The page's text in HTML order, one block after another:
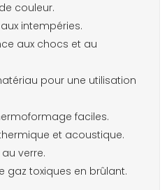
couleur.
intempéries.
aux chocs et au
pour une utilisation
faciles.
et acoustique.
verre.
gaz toxiques en brûlant.